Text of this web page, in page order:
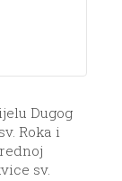
Dugog
Roka i
sv.